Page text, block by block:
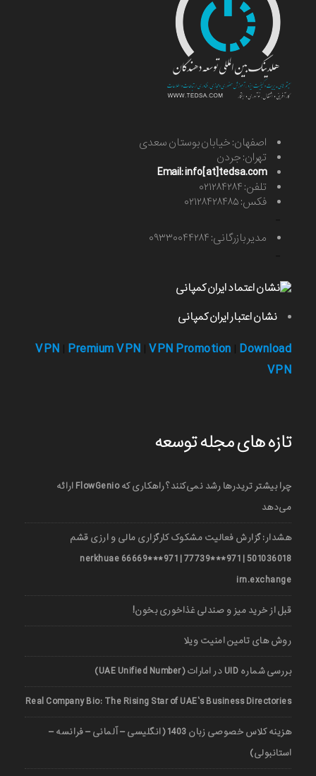
اصفهان: خیابان بوستان سعدی
تهران: جردن
Email: info[at]tedsa.com
تلفن: ۰۲۱۲۸۴۲۸۴
فکس: ۰۲۱۲۸۴۲۸۴۸۵
مدیر بازرگانی: ۰۹۳۳۰۰۴۴۲۸۴
نشان اعتبار ایران کمپانی
VPN Premium VPN VPN Promotion Download
VPN
تازه های مجله توسعه
چرا بیشتر تریدرها رشد نمی‌کنند؟ راهکاری که FlowGenio ارائه
می‌دهد
هشدار: گزارش فعالیت مشکوک کارگزاری مالی و ارزی قشم
501036018 | 971***77739 | 971***66669 nerkhuae
irn.exchange
قبل از خرید میز و صندلی غذاخوری بخون!
روش های تامین امنیت ویلا
بررسی شماره UID در امارات (UAE Unified Number)
Real Company Bio: The Rising Star of UAE’s Business Directories
هزینه کلاس خصوصی زبان 1403 (انگلیسی – آلمانی – فرانسه –
استانبولی)